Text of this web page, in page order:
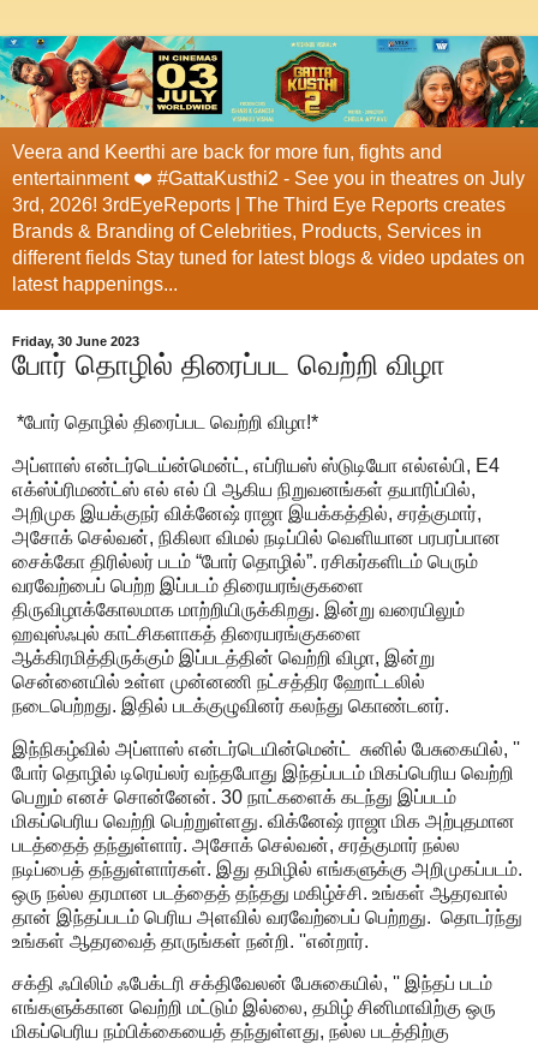
Veera and Keerthi are back for more fun, fights and
entertainment ❤️ #GattaKusthi2 - See you in theatres on July
3rd, 2026! 3rdEyeReports | The Third Eye Reports creates
Brands & Branding of Celebrities, Products, Services in
different fields Stay tuned for latest blogs & video updates on
latest happenings...
Friday, 30 June 2023
போர் தொழில் திரைப்பட வெற்றி விழா
*போர் தொழில் திரைப்பட வெற்றி விழா!*
அப்ளாஸ் என்டர்டெய்ன்மென்ட், எப்ரியஸ் ஸ்டுடியோ எல்எல்பி, E4
எக்ஸ்ப்ரிமண்ட்ஸ் எல் எல் பி ஆகிய நிறுவனங்கள் தயாரிப்பில்,
அறிமுக இயக்குநர் விக்னேஷ் ராஜா இயக்கத்தில், சரத்குமார்,
அசோக் செல்வன், நிகிலா விமல் நடிப்பில் வெளியான பரபரப்பான
சைக்கோ திரில்லர் படம் “போர் தொழில்”. ரசிகர்களிடம் பெரும்
வரவேற்பைப் பெற்ற இப்படம் திரையரங்குகளை
திருவிழாக்கோலமாக மாற்றியிருக்கிறது. இன்று வரையிலும்
ஹவுஸ்ஃபுல் காட்சிகளாகத் திரையரங்குகளை
ஆக்கிரமித்திருக்கும் இப்படத்தின் வெற்றி விழா, இன்று
சென்னையில் உள்ள முன்னணி நட்சத்திர ஹோட்டலில்
நடைபெற்றது. இதில் படக்குழுவினர் கலந்து கொண்டனர்.
இந்நிகழ்வில் அப்ளாஸ் என்டர்டெயின்மென்ட் சுனில் பேசுகையில், ''
போர் தொழில் டிரெய்லர் வந்தபோது இந்தப்படம் மிகப்பெரிய வெற்றி
பெறும் எனச் சொன்னேன். 30 நாட்களைக் கடந்து இப்படம்
மிகப்பெரிய வெற்றி பெற்றுள்ளது. விக்னேஷ் ராஜா மிக அற்புதமான
படத்தைத் தந்துள்ளார். அசோக் செல்வன், சரத்குமார் நல்ல
நடிப்பைத் தந்துள்ளார்கள். இது தமிழில் எங்களுக்கு அறிமுகப்படம்.
ஒரு நல்ல தரமான படத்தைத் தந்தது மகிழ்ச்சி. உங்கள் ஆதரவால்
தான் இந்தப்படம் பெரிய அளவில் வரவேற்பைப் பெற்றது. தொடர்ந்து
உங்கள் ஆதரவைத் தாருங்கள் நன்றி. ''என்றார்.
சக்தி ஃபிலிம் ஃபேக்டரி சக்திவேலன் பேசுகையில், '' இந்தப் படம்
எங்களுக்கான வெற்றி மட்டும் இல்லை, தமிழ் சினிமாவிற்கு ஒரு
மிகப்பெரிய நம்பிக்கையைத் தந்துள்ளது, நல்ல படத்திற்கு